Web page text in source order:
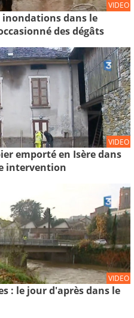
VIDEO
inondations dans le
des dégâts
VIDEO
emporté en Isère dans
intervention
VIDEO
: le jour d'après dans le